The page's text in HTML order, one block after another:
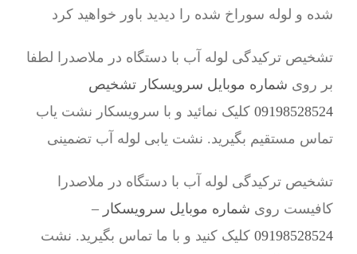
شده و لوله سوراخ شده را دیدید باور خواهید کرد
تشخیص ترکیدگی لوله آب با دستگاه در ملاصدرا لطفا
بر روی شماره موبایل سرویسکار تشخیص
09198528524 کلیک نمائید و با سرویسکار نشت یاب
تماس مستقیم بگیرید. نشت یابی لوله آب تضمینی
تشخیص ترکیدگی لوله آب با دستگاه در ملاصدرا
کافیست روی شماره موبایل سرویسکار –
09198528524 کلیک کنید و با ما تماس بگیرید. نشت